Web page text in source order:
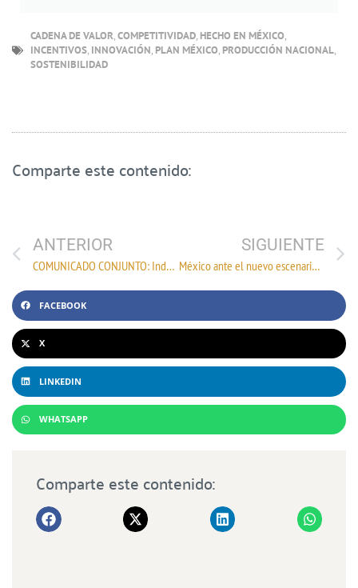
CADENA DE VALOR,COMPETITIVIDAD, HECHO EN MÉXICO,
INCENTIVOS, INNOVACIÓN, PLAN MÉXICO, PRODUCCIÓN NACIONAL,
SOSTENIBILIDAD
Comparte este contenido:
FACEBOOK
X
LINKEDIN
WHATSAPP
ANTERIOR
COMUNICADO CONJUNTO: Industria mexicana respalda acciones contra el contrabando y la modernización de las aduanas
SIGUIENTE
México ante el nuevo escenario comercial de Estados Unidos
Comparte este contenido: